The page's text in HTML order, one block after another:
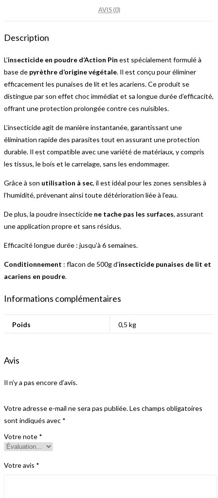
AVIS (0)
Description
L’insecticide en poudre d’Action Pin est spécialement formulé à
base de pyrèthre d’origine végétale. Il est conçu pour éliminer
efficacement les punaises de lit et les acariens. Ce produit se
distingue par son effet choc immédiat et sa longue durée d’efficacité,
offrant une protection prolongée contre ces nuisibles.
L’insecticide agit de manière instantanée, garantissant une
élimination rapide des parasites tout en assurant une protection
durable. Il est compatible avec une variété de matériaux, y compris
les tissus, le bois et le carrelage, sans les endommager.
Grâce à son utilisation à sec, il est idéal pour les zones sensibles à
l’humidité, prévenant ainsi toute détérioration liée à l’eau.
De plus, la poudre insecticide ne tache pas les surfaces, assurant
une application propre et sans résidus.
Efficacité longue durée : jusqu’à 6 semaines.
Conditionnement : flacon de 500g d’insecticide punaises de lit et
acariens en poudre.
Informations complémentaires
Poids 0,5 kg
Avis
Il n’y a pas encore d’avis.
Votre adresse e-mail ne sera pas publiée.Les champs obligatoires
sont indiqués avec *
Votre note *
Votre avis *